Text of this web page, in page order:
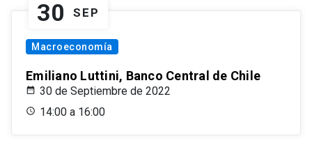
30 SEP
Macroeconomía
Emiliano Luttini, Banco Central de Chile
30 de Septiembre de 2022
14:00 a 16:00